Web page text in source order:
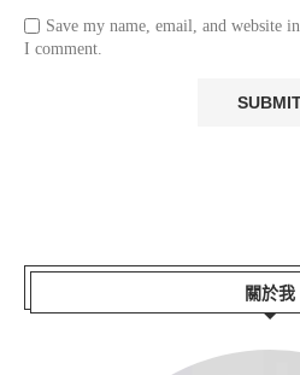
Save my name, email, and website
I comment.
關於我